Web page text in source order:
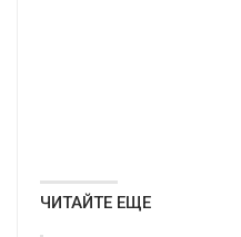
ЧИТАЙТЕ ЕЩЕ